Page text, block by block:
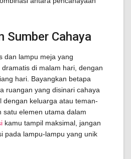
Sumber Cahaya
dan lampu meja yang
di malam hari, dengan
hari. Bayangkan betapa
ruangan yang disinari cahaya
dengan keluarga atau teman-
satu elemen utama dalam
kamu tampil maksimal, jangan
pada lampu-lampu yang unik